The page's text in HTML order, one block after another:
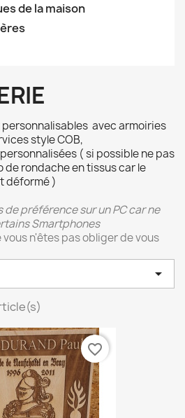
de la maison
avec armoiries
style COB,
( si possible ne pas
de rondache en tissus car le
déformé )
de préférence sur un PC car ne
Smartphones
n'êtes pas obliger de vous

favorite_border